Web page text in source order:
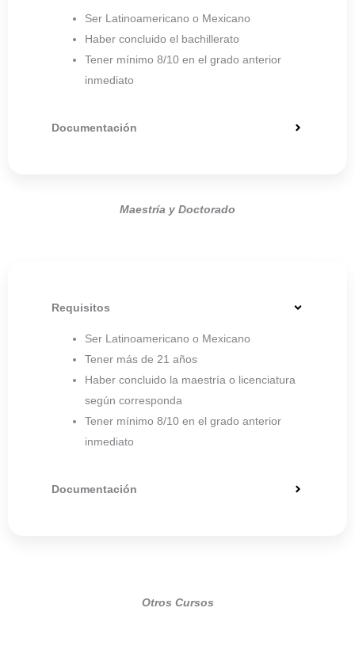
Ser Latinoamericano o Mexicano
Haber concluido el bachillerato
Tener mínimo 8/10 en el grado anterior
inmediato
Documentación
Maestría y Doctorado
Requisitos
Ser Latinoamericano o Mexicano
Tener más de 21 años
Haber concluido la maestría o licenciatura
según corresponda
Tener mínimo 8/10 en el grado anterior
inmediato
Documentación
Otros Cursos